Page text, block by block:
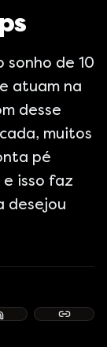
sonho de 10
atuam na
desse
muitos
pé
isso faz
desejou